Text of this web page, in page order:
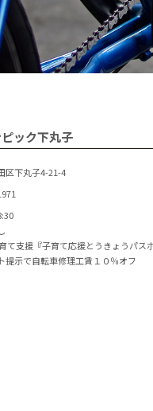
ック下丸子
区下丸子4-21-4
て支援『子育て応援とうきょうパス
提示で自転車修理工賃１０％オフ